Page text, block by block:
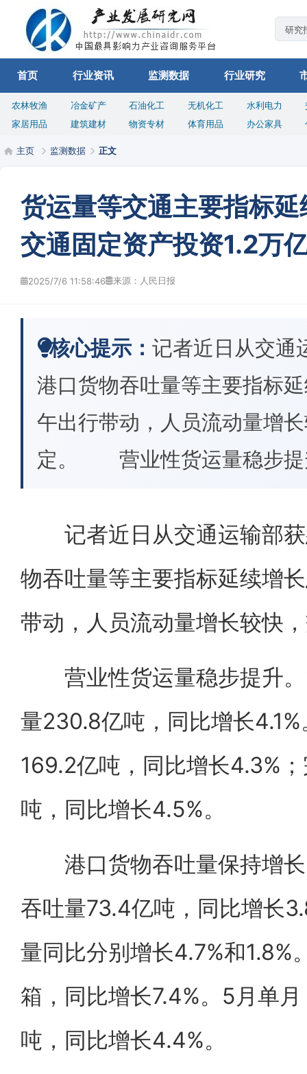
首页 行业资讯 监测数据 行业研究
农林牧渔 冶金矿产 石油化工 无机化工 水利电力
家居用品
建筑建材 物资专材 体育用品 办公家具
主页 监测数据 正文
货运量等交通主要指标
交通固定资产投资1.2万
2025/7/6 11:58:46 来源：人民日报
核心提示： 记者近日从交通
港口货物吞吐量等主要指标
午出行带动，人员流动量增
定。 营业性货运量稳步提
记者近日从交通运输部获
物吞吐量等主要指标延续增
带动，人员流动量增长较快
营业性货运量稳步提升。
量230.8亿吨，同比增长
169.2亿吨，同比增长4.3%
吨，同比增长4.5%。
港口货物吞吐量保持增长
吞吐量73.4亿吨，同比增长
量同比分别增长4.7%和1.8%
箱，同比增长7.4%。5月单
吨，同比增长4.4%。